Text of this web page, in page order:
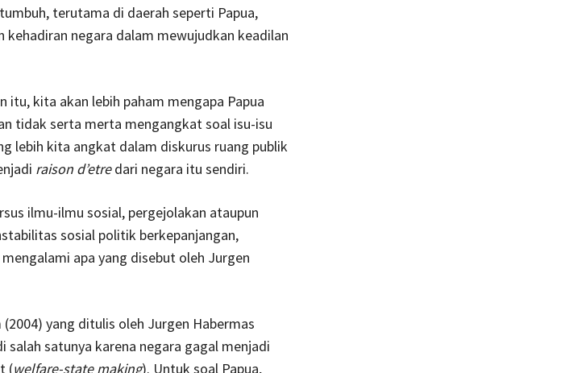
terutama di daerah seperti Papua,
kehadiran negara dalam mewujudkan keadilan
itu, kita akan lebih paham mengapa Papua
tidak serta merta mengangkat soal isu-isu
lebih kita angkat dalam diskurus ruang publik
raison d’etredari negara itu sendiri.
ilmu-ilmu sosial, pergejolakan ataupun
sosial politik berkepanjangan,
apa yang disebut oleh Jurgen
(2004) yang ditulis oleh Jurgen Habermas
satunya karena negara gagal menjadi
(welfare-state making). Untuk soal Papua,